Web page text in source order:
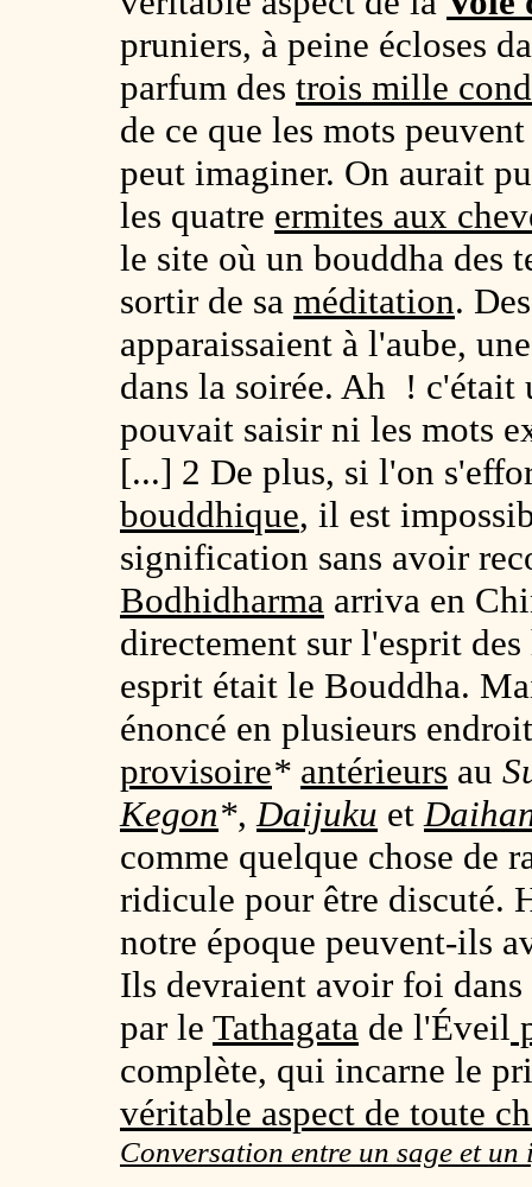
pruniers, à peine écloses
parfum des trois mille
de ce que les mots
peut imaginer. On aurait
les quatre ermites aux
le site où un bouddha des
sortir de sa méditation.
apparaissaient à l'aube,
dans la soirée. Ah ! c'était
pouvait saisir ni les mots
[...] 2 De plus, si l'on
bouddhique, il est
signification sans avoir
Bodhidharma arriva en
directement sur l'esprit
esprit était le Bouddha.
énoncé en plusieurs
provisoire* antérieurs au
Kegon*,Daijuku et
comme quelque chose de
ridicule pour être discuté.
notre époque peuvent-ils
Ils devraient avoir foi
par le Tathagata de l'Éveil
complète, qui incarne le
véritable aspect de toute
Conversation entre un sage et